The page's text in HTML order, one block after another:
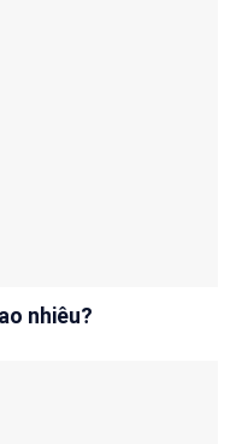
nhiêu?